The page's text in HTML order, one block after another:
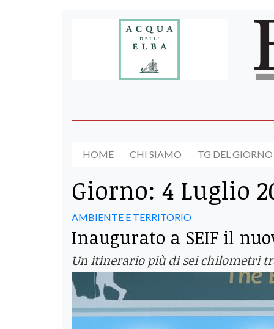
HOME CHI SIAMO TG DEL GIORNO
Giorno: 4 Luglio
AMBIENTE E TERRITORIO
Inaugurato a SEIF il
Un itinerario più di sei chilometri